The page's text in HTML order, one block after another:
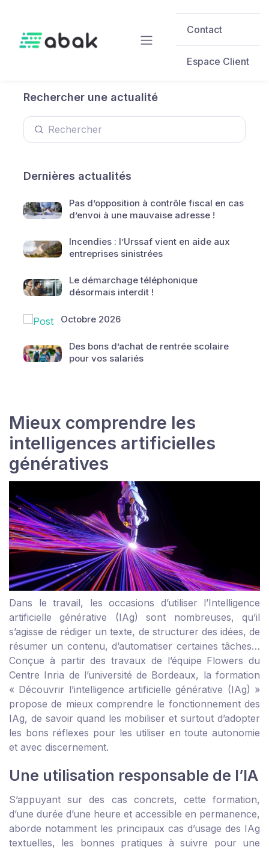
Contact
Espace Client
Rechercher une actualité
Dernières actualités
Pas d’opposition à contrôle fiscal en cas
d’envoi à une mauvaise adresse !
Incendies : l’Urssaf vient en aide aux
entreprises sinistrées
Le démarchage téléphonique
désormais interdit !
Octobre 2026
Des bons d’achat de rentrée scolaire
pour vos salariés
Mieux comprendre les
intelligences artificielles
génératives
Dans le travail, les occasions d’utiliser l’Intelligence
artificielle générative (IAg) sont nombreuses, qu’il
s’agisse de rédiger un texte, de structurer des idées, de
résumer un contenu, d’automatiser certaines tâches…
Conçue à partir des travaux de l’équipe Flowers du
Centre Inria de l’université de Bordeaux, la formation
« Découvrir l’intelligence artificielle générative (IAg) »
propose de mieux comprendre le fonctionnement des
IAg, de savoir quand les mobiliser et surtout d’adopter
les bons réflexes pour les utiliser en toute autonomie
et avec discernement.
Une utilisation responsable de l’IA
S’appuyant sur des cas concrets, cette formation,
d’une durée d’une heure et accessible en permanence,
aborde notamment les principaux cas d’usage des IAg
textuelles, les bonnes pratiques à suivre pour une